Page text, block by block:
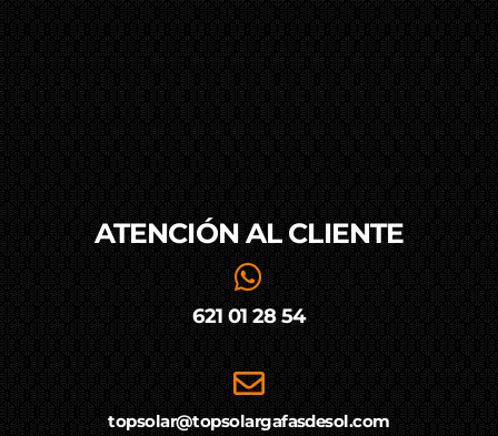
ATENCIÓN AL CLIENTE
621 01 28 54
topsolar@topsolargafasdesol.com